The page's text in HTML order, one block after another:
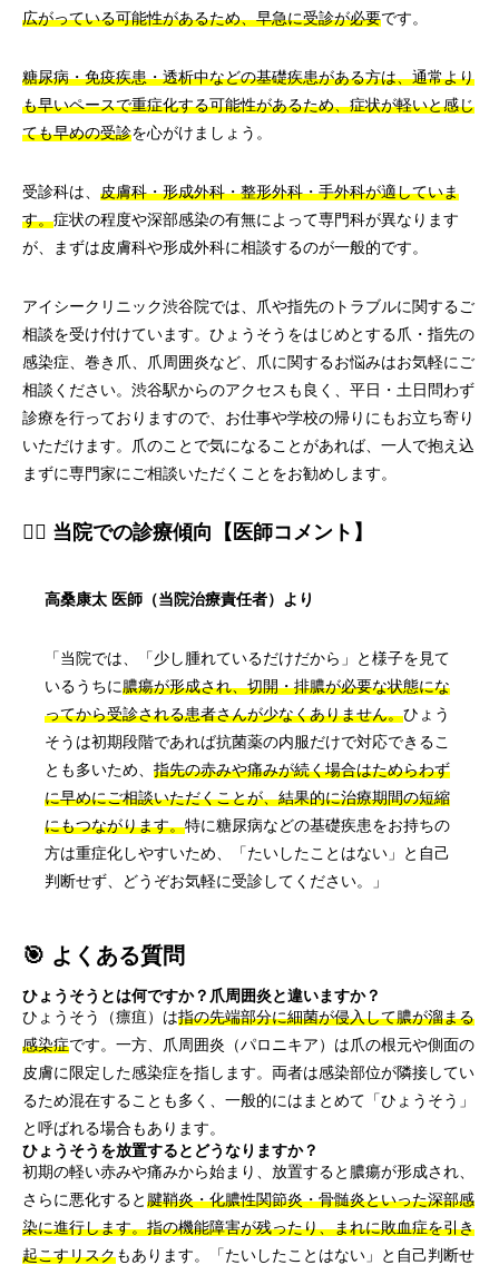
広がっている可能性があるため、早急に受診が必要です。
糖尿病・免疫疾患・透析中などの基礎疾患がある方は、通常より
も早いペースで重症化する可能性があるため、症状が軽いと感じ
ても早めの受診を心がけましょう。
受診科は、 皮膚科・形成外科・整形外科・手外科が適していま
す。症状の程度や深部感染の有無によって専門科が異なります
が、まずは皮膚科や形成外科に相談するのが一般的です。
アイシークリニック渋谷院では、爪や指先のトラブルに関するご
相談を受け付けています。ひょうそうをはじめとする爪・指先の
感染症、巻き爪、爪周囲炎など、爪に関するお悩みはお気軽にご
相談ください。渋谷駅からのアクセスも良く、平日・土日問わず
診療を行っておりますので、お仕事や学校の帰りにもお立ち寄り
いただけます。爪のことで気になることがあれば、一人で抱え込
まずに専門家にご相談いただくことをお勧めします。
👨‍⚕️ 当院での診療傾向【医師コメント】
高桑康太 医師（当院治療責任者）より
「当院では、「少し腫れているだけだから」と様子を見て
いるうちに膿瘍が形成され、切開・排膿が必要な状態にな
ってから受診される患者さんが少なくありません。ひょう
そうは初期段階であれば抗菌薬の内服だけで対応できるこ
とも多いため、 指先の赤みや痛みが続く場合はためらわず
に早めにご相談いただくことが、結果的に治療期間の短縮
にもつながります。特に糖尿病などの基礎疾患をお持ちの
方は重症化しやすいため、「たいしたことはない」と自己
判断せず、どうぞお気軽に受診してください。」
🎯 よくある質問
ひょうそうとは何ですか？爪周囲炎と違いますか？
ひょうそう（瘭疽）は指の先端部分に細菌が侵入して膿が溜まる
感染症です。一方、爪周囲炎（パロニキア）は爪の根元や側面の
皮膚に限定した感染症を指します。両者は感染部位が隣接してい
るため混在することも多く、一般的にはまとめて「ひょうそう」
と呼ばれる場合もあります。
ひょうそうを放置するとどうなりますか？
初期の軽い赤みや痛みから始まり、放置すると膿瘍が形成され、
さらに悪化すると腱鞘炎・化膿性関節炎・骨髄炎といった深部感
染に進行します。指の機能障害が残ったり、まれに敗血症を引き
起こすリスクもあります。「たいしたことはない」と自己判断せ